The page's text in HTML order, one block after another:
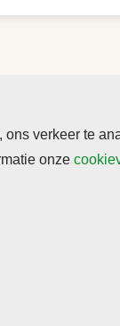
verkeer te
onze